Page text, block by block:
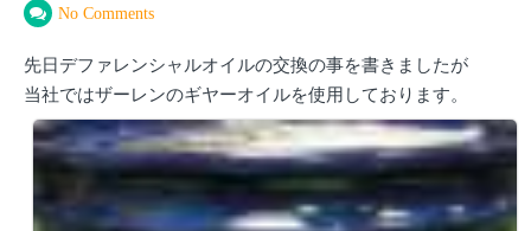
No Comments
先日デファレンシャルオイルの交換の事を書きましたが
当社ではザーレンのギヤーオイルを使用しております。